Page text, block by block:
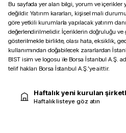
Bu sayfada yer alan bilgi, yorum ve içerikler
değildir. Yatırım kararları, kişisel mali
göre yetkili kurumlarla yapılacak yatırım
değerlendirilmelidir. İçeriklerin doğruluğu
gösterilmekle birlikte, olası hata, eksiklik,
kullanımından doğabilecek zararlardan
BIST isim ve logosu ile Borsa İstanbul A.Ş.
telif hakları Borsa İstanbul A.Ş.’ye aittir.
Haftalık yeni kurulan
Haftalık listeye göz atın